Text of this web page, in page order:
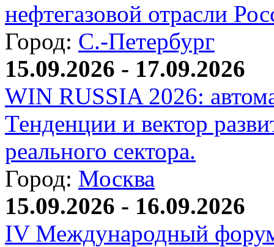
нефтегазовой отрасли
Город: С.-Петербург
15.09.2026 - 17.09.2026
WIN RUSSIA 2026:
Тенденции и вектор
реального сектора.
Город: Москва
15.09.2026 - 16.09.2026
IV Международный